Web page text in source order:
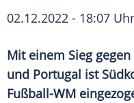
02.12.2022 - 18:07 Uhr
Mit einem Sieg
und Portugal ist
Fußball-WM